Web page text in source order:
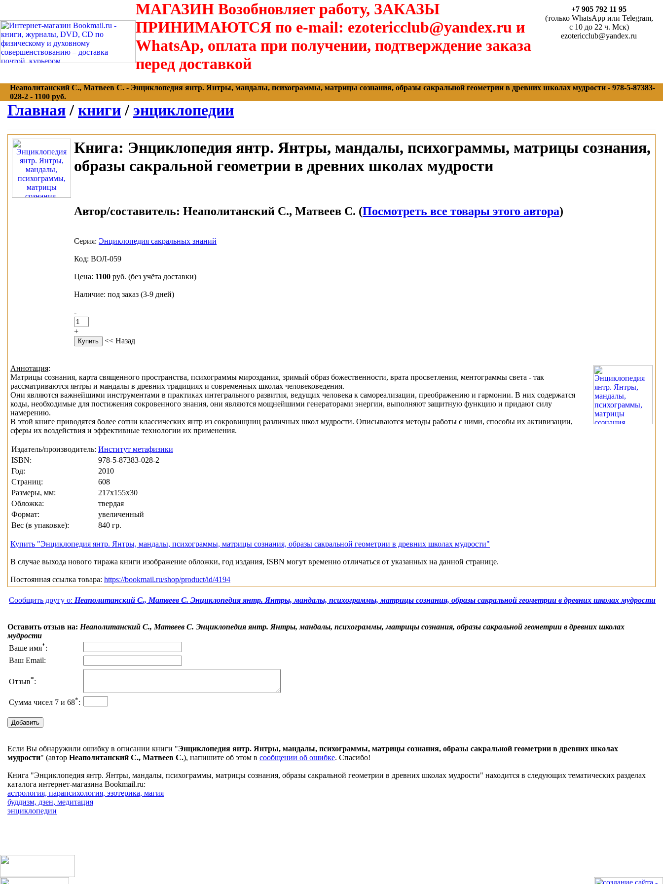
МАГАЗИН Возобновляет работу, ЗАКАЗЫ
ПРИНИМАЮТСЯ по e-mail: ezotericclub@yandex.ru и
WhatsAp, оплата при получении, подтверждение заказа
перед доставкой
+7 905 792 11 95
(только WhatsApp или Telegram,
с 10 до 22 ч. Мск)
ezotericclub@yandex.ru
Неаполитанский С., Матвеев С. - Энциклопедия янтр. Янтры, мандалы, психограммы, матрицы сознания, образы сакральной геометрии в древних школах мудрости - 978-5-87383-
028-2 - 1100 руб.
Главная / книги / энциклопедии
Книга: Энциклопедия янтр. Янтры, мандалы, психограммы, матрицы сознания,
образы сакральной геометрии в древних школах мудрости
Автор/составитель: Неаполитанский С., Матвеев С. (Посмотреть все товары этого автора)
Серия: Энциклопедия сакральных знаний
Код: ВОЛ-059
Цена: 1100 руб. (без учёта доставки)
Наличие: под заказ (3-9 дней)
-
+
<< Назад
Аннотация:
Матрицы сознания, карта священного пространства, психограммы мироздания, зримый образ божественности, врата просветления, ментограммы света - так
рассматриваются янтры и мандалы в древних традициях и современных школах человековедения.
Они являются важнейшими инструментами в практиках интегрального развития, ведущих человека к самореализации, преображению и гармонии. В них содержатся
коды, необходимые для постижения сокровенного знания, они являются мощнейшими генераторами энергии, выполняют защитную функцию и придают силу
намерению.
В этой книге приводятся более сотни классических янтр из сокровищниц различных школ мудрости. Описываются методы работы с ними, способы их активизации,
сферы их воздействия и эффективные технологии их применения.
Издатель/производитель: Институт метафизики
ISBN:
978-5-87383-028-2
Год:
2010
Страниц:
608
Размеры, мм:
217x155x30
Обложка:
твердая
Формат:
увеличенный
Вес (в упаковке):
840 гр.
Купить "Энциклопедия янтр. Янтры, мандалы, психограммы, матрицы сознания, образы сакральной геометрии в древних школах мудрости"
В случае выхода нового тиража книги изображение обложки, год издания, ISBN могут временно отличаться от указанных на данной странице.
Постоянная ссылка товара: https://bookmail.ru/shop/product/id/4194
Сообщить другу о: Неаполитанский С., Матвеев С. Энциклопедия янтр. Янтры, мандалы, психограммы, матрицы сознания, образы сакральной геометрии в древних школах мудрости
Оставить отзыв на: Неаполитанский С., Матвеев С. Энциклопедия янтр. Янтры, мандалы, психограммы, матрицы сознания, образы сакральной геометрии в древних школах
мудрости
Ваше имя*:
Ваш Email:
Отзыв*:
Сумма чисел 7 и 68*:
Если Вы обнаружили ошибку в описании книги "Энциклопедия янтр. Янтры, мандалы, психограммы, матрицы сознания, образы сакральной геометрии в древних школах
мудрости" (автор Неаполитанский С., Матвеев С.), напишите об этом в сообщении об ошибке. Спасибо!
Книга "Энциклопедия янтр. Янтры, мандалы, психограммы, матрицы сознания, образы сакральной геометрии в древних школах мудрости" находится в следующих тематических разделах
каталога интернет-магазина Bookmail.ru:
астрология, парапсихология, эзотерика, магия
буддизм, дзен, медитация
энциклопедии